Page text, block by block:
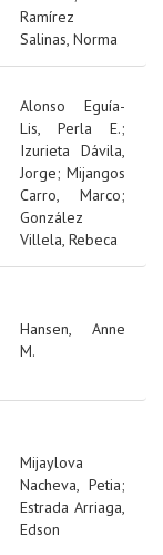
Ramírez
Salinas, Norma
Alonso Eguía-
Lis, Perla E.;
Izurieta Dávila,
Jorge; Mijangos
Carro, Marco;
González
Villela, Rebeca
Hansen, Anne
M.
Mijaylova
Nacheva, Petia;
Estrada Arriaga,
Edson